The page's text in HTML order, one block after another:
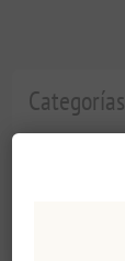
Categorías